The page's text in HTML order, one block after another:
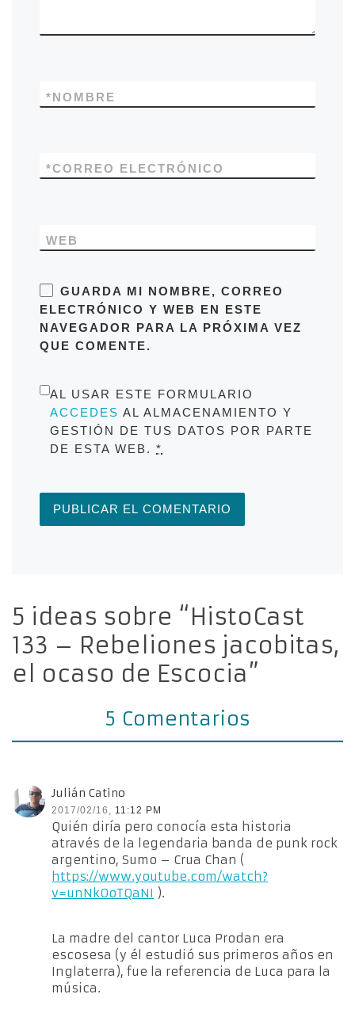
NOMBRE
*
CORREO ELECTRÓNICO
*
WEB
GUARDA MI NOMBRE, CORREO
ELECTRÓNICO Y WEB EN ESTE
NAVEGADOR PARA LA PRÓXIMA VEZ
QUE COMENTE.
AL USAR ESTE FORMULARIO
ACCEDES AL ALMACENAMIENTO Y
GESTIÓN DE TUS DATOS POR PARTE
DE ESTA WEB. *
5 ideas sobre “HistoCast
133 – Rebeliones jacobitas,
el ocaso de Escocia”
5 Comentarios
Julián Catino
2017/02/16, 11:12 PM
Quién diría pero conocía esta historia
através de la legendaria banda de punk rock
argentino, Sumo – Crua Chan (
https://www.youtube.com/watch?
v=unNkOoTQaNI ).
La madre del cantor Luca Prodan era
escosesa (y él estudió sus primeros años en
Inglaterra), fue la referencia de Luca para la
música.